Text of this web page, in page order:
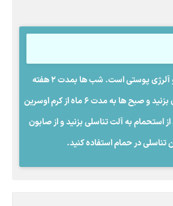
سلام احتمالا اگزما و آلرژی پوستی است. شب ها بمدت ۲ هفته
پماد هیدروکورتیزون بزنید و صبح ها به مدت 6 ماه از کرم اوسرین
استحمام به آلت تناسلی بزنید و از صابون
در حمام استفاده کنید.